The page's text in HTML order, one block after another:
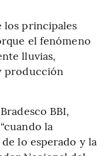
los principales
el fenómeno
lluvias,
producción
BBI,
la
lo esperado y la